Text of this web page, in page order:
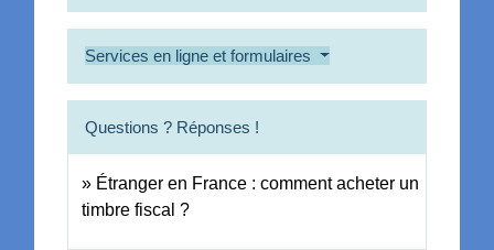
Services en ligne et formulaires
Questions ? Réponses !
Étranger en France : comment acheter un
timbre fiscal ?